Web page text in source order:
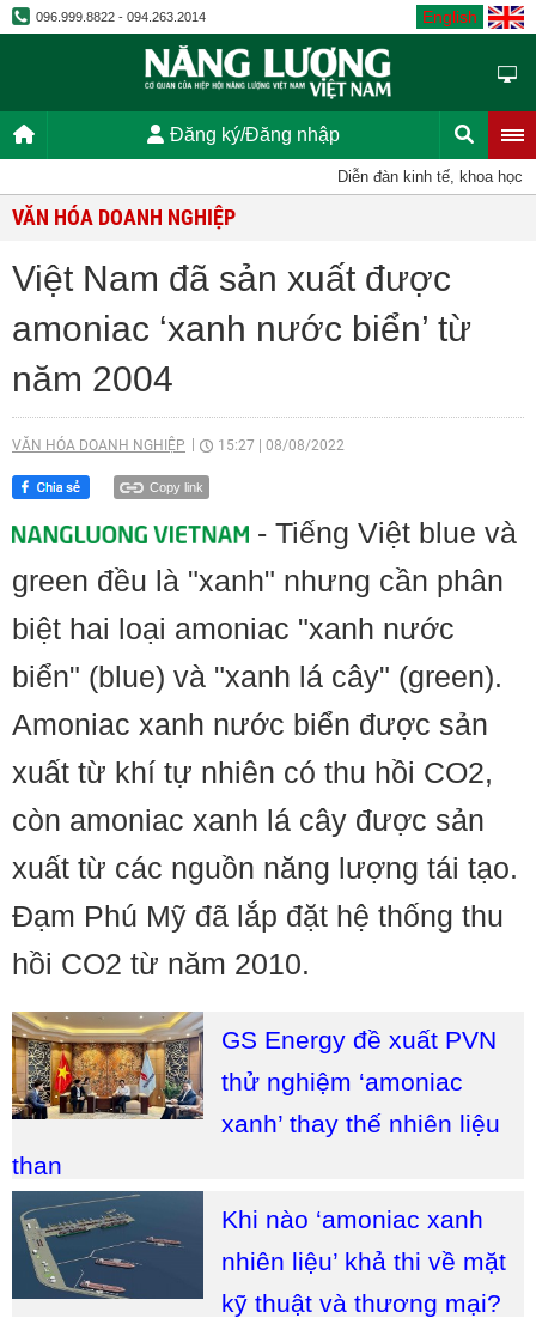
096.999.8822 - 094.263.2014 English
Đăng ký/Đăng nhập
Diễn đàn kinh tế, khoa học,
VĂN HÓA DOANH NGHIỆP
Việt Nam đã sản xuất được
amoniac ‘xanh nước biển’ từ
năm 2004
VĂN HÓA DOANH NGHIỆP 15:27 08/08/2022
Copy link
- Tiếng Việt blue và
green đều là "xanh" nhưng cần phân
biệt hai loại amoniac "xanh nước
biển" (blue) và "xanh lá cây" (green).
Amoniac xanh nước biển được sản
xuất từ khí tự nhiên có thu hồi CO2,
còn amoniac xanh lá cây được sản
xuất từ các nguồn năng lượng tái tạo.
Đạm Phú Mỹ đã lắp đặt hệ thống thu
hồi CO2 từ năm 2010.
GS Energy đề xuất PVN
thử nghiệm ‘amoniac
xanh’ thay thế nhiên liệu
than
Khi nào ‘amoniac xanh
nhiên liệu’ khả thi về mặt
kỹ thuật và thương mại?